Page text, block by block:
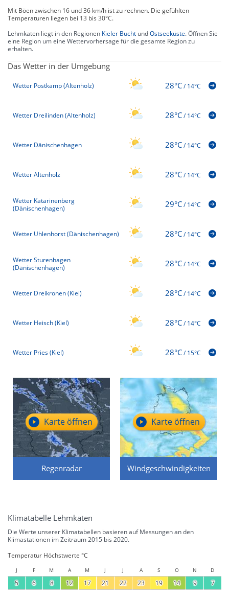
Mit Böen zwischen 16 und 36 km/h ist zu rechnen. Die gefühlten
Temperaturen liegen bei 13 bis 30°C.
Lehmkaten liegt in den Regionen Kieler Bucht undOstseeküste. Öffnen Sie
eine Region um eine Wettervorhersage für die gesamte Region zu
erhalten.
Das Wetter in der Umgebung
Wetter Postkamp (Altenholz) 28°C/14°C
Wetter Dreilinden (Altenholz) 28°C/14°C
Wetter Dänischenhagen 28°C/14°C
Wetter Altenholz 28°C/14°C
Wetter Katarinenberg
(Dänischenhagen)
29°C/14°C
Wetter Uhlenhorst (Dänischenhagen) 28°C/14°C
Wetter Sturenhagen
(Dänischenhagen)
28°C/14°C
Wetter Dreikronen (Kiel) 28°C/14°C
Wetter Heisch (Kiel) 28°C/14°C
Wetter Pries (Kiel) 28°C/15°C
Regenradar
Karte öffnen
Windgeschwindigkeiten
Karte öffnen
Klimatabelle Lehmkaten
Die Werte unserer Klimatabellen basieren auf Messungen an den
Klimastationen im Zeitraum 2015 bis 2020.
Temperatur Höchstwerte °C
J F M A M J J A S O N D
5 6 8 12 17 21 22 23 19 14 9 7